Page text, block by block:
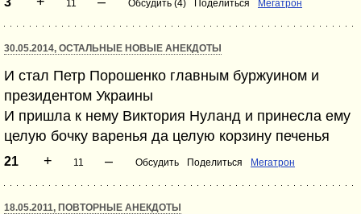
11 Обсудить (4) Поделиться Мегатрон
30.05.2014, ОСТАЛЬНЫЕ НОВЫЕ АНЕКДОТЫ
И стал Петр Порошенко главным буржуином и
президентом Украины
И пришла к нему Виктория Нуланд и принесла ему
целую бочку варенья да целую корзину печенья
21 + 11 – Обсудить Поделиться Мегатрон
18.05.2011, ПОВТОРНЫЕ АНЕКДОТЫ